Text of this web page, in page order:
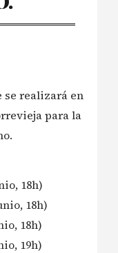
se realizará en
para la
18h)
18h)
18h)
19h)